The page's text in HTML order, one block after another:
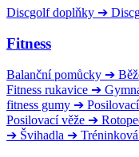
Discgolf doplňky ➔
Fitness
Balanční pomůcky ➔
Fitness rukavice ➔
fitness gumy ➔
Posilovací věže ➔
➔ Švihadla ➔